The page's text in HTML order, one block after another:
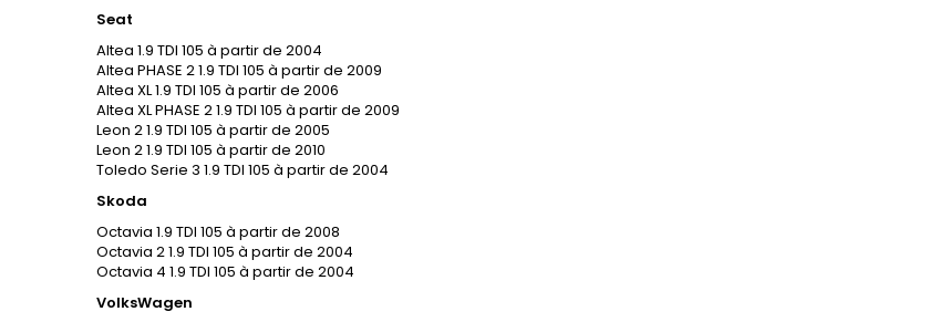
Seat
Altea 1.9 TDI 105 à partir de 2004
Altea PHASE 2 1.9 TDI 105 à partir de 2009
Altea XL 1.9 TDI 105 à partir de 2006
Altea XL PHASE 2 1.9 TDI 105 à partir de 2009
Leon 2 1.9 TDI 105 à partir de 2005
Leon 2 1.9 TDI 105 à partir de 2010
Toledo Serie 3 1.9 TDI 105 à partir de 2004
Skoda
Octavia 1.9 TDI 105 à partir de 2008
Octavia 2 1.9 TDI 105 à partir de 2004
Octavia 4 1.9 TDI 105 à partir de 2004
VolksWagen